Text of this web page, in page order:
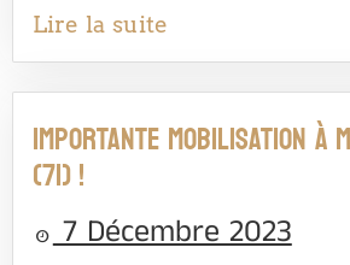
Lire la suite
Importante mobilisation à
(71) !
7 Décembre 2023